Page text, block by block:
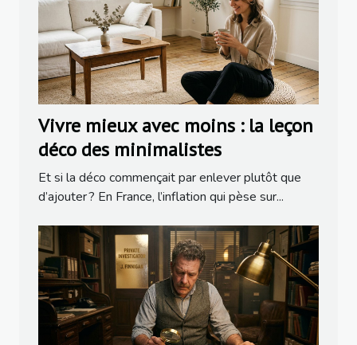
Vivre mieux avec moins : la leçon
déco des minimalistes
Et si la déco commençait par enlever plutôt que
d’ajouter ? En France, l’inflation qui pèse sur...